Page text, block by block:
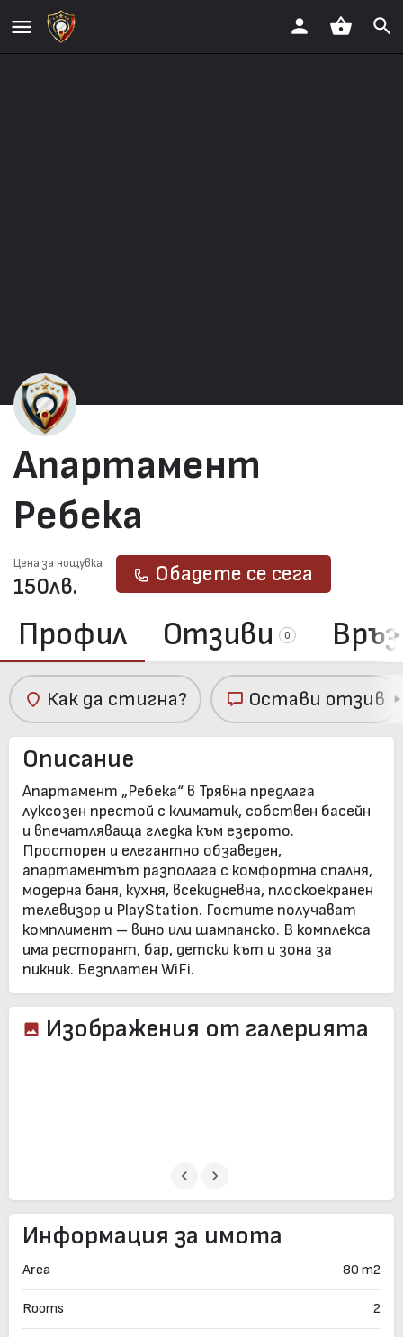
Апартамент
Ребека
Цена за нощувка
150лв. Обадете се сега
Профил Отзиви 0
Как да стигна? Остави отзив
Описание
Апартамент „Ребека“ в Трявна предлага
луксозен престой с климатик, собствен басейн
и впечатляваща гледка към езерото.
Просторен и елегантно обзаведен,
апартаментът разполага с комфортна спалня,
модерна баня, кухня, всекидневна, плоскоекранен
телевизор и PlayStation. Гостите получават
комплимент – вино или шампанско. В комплекса
има ресторант, бар, детски кът и зона за
пикник. Безплатен WiFi.
Изображения от галерията
Информация за имота
Area 80 m2
Rooms 2